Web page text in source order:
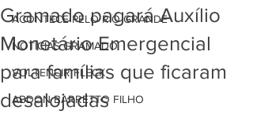
ACONTECE PELO RIO GRANDE
NOTÍCIAS GRAMADO
VOLTENCIR FLECK
ABDON BARRETTO FILHO
Gramado pagará Auxílio
Monetário Emergencial
para famílias que ficaram
desalojadas